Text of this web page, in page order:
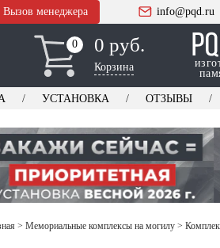
Вызов менеджера info@pqd.ru
0
0 0 руб.
Корзина
УСТАНОВКА ОТЗЫВЫ
> Мемориальные комплексы на могилу >